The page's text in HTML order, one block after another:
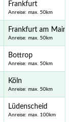
Frankfurt
Anreise: max. 50km
Frankfurt am Main
Anreise: max. 50km
Bottrop
Anreise: max. 50km
Köln
Anreise: max. 50km
Lüdenscheid
Anreise: max. 100km